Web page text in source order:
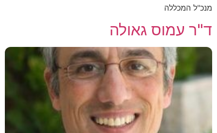
מנכ"ל המכללה
ד"ר עמוס גאולה